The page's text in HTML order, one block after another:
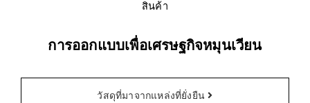
สินค้า
การออกแบบเพื่อเศรษฐกิจหมุนเวียน
วัสดุที่มาจากแหล่งที่ยั่งยืน